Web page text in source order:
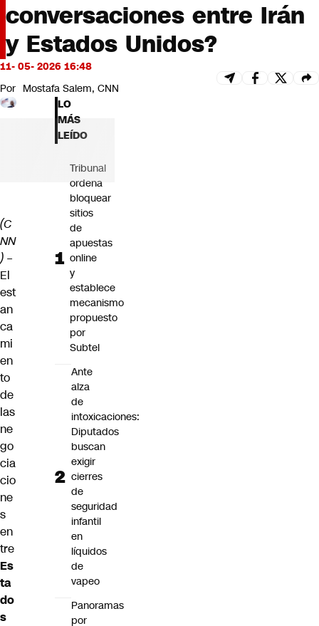
CNN tiempo
Futuro 360
Opinión
conversaciones entre Irán
y Estados Unidos?
11- 05- 2026 16:48
Por Mostafa Salem, CNN
(C
NN
) –
El
est
an
ca
mi
en
to
de
las
ne
go
cia
cio
ne
s
en
tre
Es
ta
do
s
LO
MÁS
LEÍDO
Tribunal
ordena
bloquear
sitios
de
apuestas
online
y
establece
mecanismo
propuesto
por
Subtel
Ante
alza
de
intoxicaciones:
Diputados
buscan
exigir
cierres
de
seguridad
infantil
en
líquidos
de
vapeo
Panoramas
por